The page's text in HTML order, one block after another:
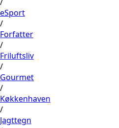
eSport
/
Forfatter
/
Friluftsliv
/
Gourmet
/
Køkkenhaven
/
Jagttegn